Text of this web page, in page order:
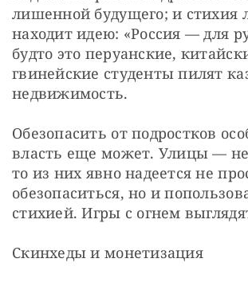
лишенной будущего; и стихия
находит идею: «Россия — для
будто это перуанские,
гвинейские студенты пилят
недвижимость.
Обезопасить от подростков
власть еще может. Улицы —
то из них явно надеется не
обезопаситься, но и
стихией. Игры с огнем
Скинхеды и монетизация